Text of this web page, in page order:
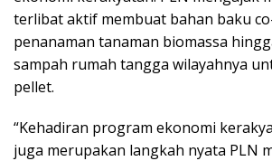
terlibat aktif membuat bahan baku
penanaman tanaman biomassa
sampah rumah tangga wilayahnya
pellet.
“Kehadiran program ekonomi
juga merupakan langkah nyata PLN